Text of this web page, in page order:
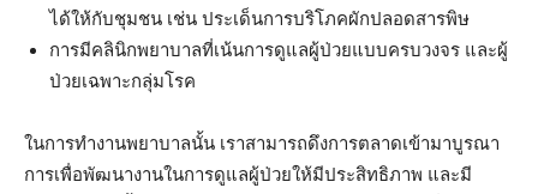
ได้ให้กับชุมชน เช่น ประเด็นการบริโภคผักปลอดสารพิษ
การมีคลินิกพยาบาลที่เน้นการดูแลผู้ป่วยแบบครบวงจร และผู้
ป่วยเฉพาะกลุ่มโรค
ในการทำงานพยาบาลนั้น เราสามารถดึงการตลาดเข้ามาบูรณา
การเพื่อพัฒนางานในการดูแลผู้ป่วยให้มีประสิทธิภาพ และมี